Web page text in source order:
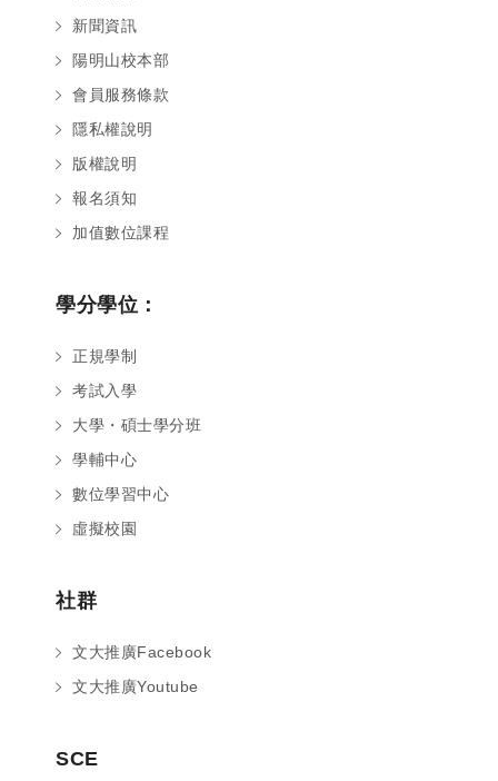
新聞資訊
陽明山校本部
會員服務條款
隱私權說明
版權說明
報名須知
加值數位課程
學分學位：
正規學制
考試入學
大學・碩士學分班
學輔中心
數位學習中心
虛擬校園
社群
文大推廣Facebook
文大推廣Youtube
SCE